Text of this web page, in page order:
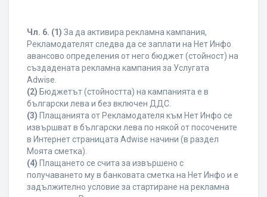
Чл. 6. (1) За да активира рекламна кампания,
Рекламодателят следва да се заплати на Нет Инфо
авансово определения от него бюджет (стойност) на
създадената рекламна кампания за Услугата
Adwise.
(2) Бюджетът (стойността) на кампанията е в
български лева и без включен ДДС.
(3) Плащанията от Рекламодателя към Нет Инфо се
извършват в български лева по някой от посочените
в Интернет страницата Adwise начини (в раздел
Моята сметка).
(4) Плащането се счита за извършено с
получаването му в банковата сметка на Нет Инфо и е
задължително условие за стартиране на рекламна